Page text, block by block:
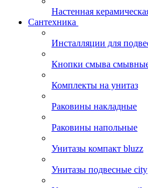
Настенная
Сантехника
Инсталляции для
Кнопки смыва
Комплекты на унитаз
Раковины накладные
Раковины напольные
Унитазы компакт bluzz
Унитазы подвесные city